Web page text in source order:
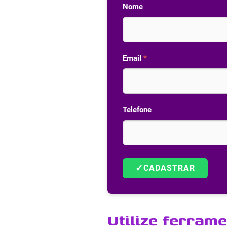
Nome
Email *
Telefone
✓CADASTRAR
Utilize